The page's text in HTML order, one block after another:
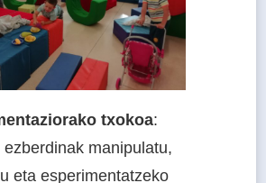
txokoa:
ezberdinak manipulatu,
eta esperimentatzeko